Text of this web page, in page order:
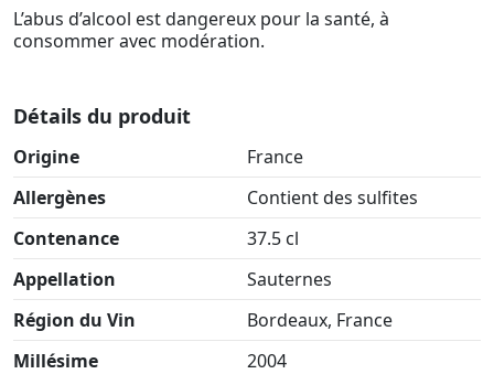
L’abus d’alcool est dangereux pour la santé, à
consommer avec modération.
Détails du produit
Origine
France
Allergènes
Contient des sulfites
Contenance
37.5 cl
Appellation
Sauternes
Région du Vin
Bordeaux, France
Millésime
2004